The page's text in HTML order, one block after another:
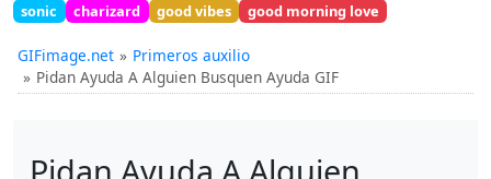
sonic
charizard good vibes good morning love
GIFimage.net
Primeros auxilio
Pidan Ayuda A Alguien Busquen Ayuda GIF
Pidan Ayuda A Alguien